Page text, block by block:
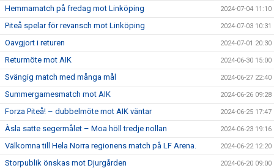
Hemmamatch på fredag mot Linköping 2024-07-04 11:10
Piteå spelar för revansch mot Linköping 2024-07-03 10:31
Oavgjort i returen 2024-07-01 20:30
Returmöte mot AIK 2024-06-30 15:00
Svängig match med många mål 2024-06-27 22:40
Summergamesmatch mot AIK 2024-06-26 09:28
Forza Piteå! – dubbelmöte mot AIK väntar 2024-06-25 17:47
Àsla satte segermålet – Moa höll tredje nollan 2024-06-23 19:16
Välkomna till Hela Norra regionens match på LF Arena. 2024-06-22 12:20
Storpublik önskas mot Djurgården 2024-06-20 09:00